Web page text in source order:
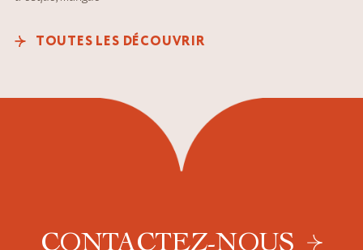
TOUTES LES DÉCOUVRIR
CONTACTEZ-NOUS